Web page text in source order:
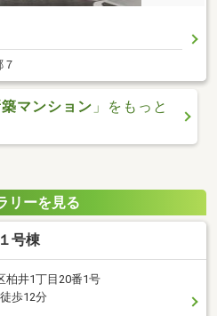
マンション 」をもっと
リーを見る
号棟
柏井1丁目20番1号
歩12分